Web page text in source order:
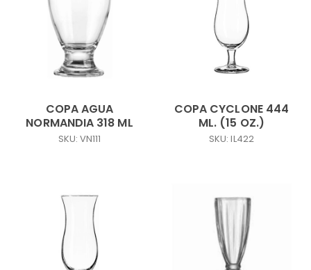
COPA AGUA
NORMANDIA 318 ML
SKU: VN111
COPA CYCLONE 444
ML. (15 OZ.)
SKU: IL422